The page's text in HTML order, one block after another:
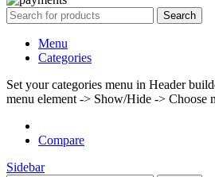
Search
Menu
Categories
Set your categories menu in Header
menu element -> Show/Hide -> Choose
Compare
Sidebar